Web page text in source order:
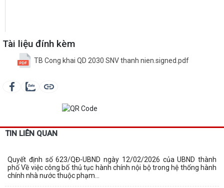
Tài liệu đính kèm
TB Cong khai QD 2030 SNV thanh nien.signed.pdf
TIN LIÊN QUAN
Quyết định số 623/QĐ-UBND ngày 12/02/2026 của UBND thành
phố Về việc công bố thủ tục hành chính nội bộ trong hệ thống hành
chính nhà nước thuộc phạm...